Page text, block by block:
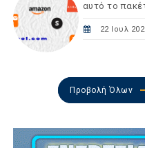
αυτό το
22 Ιουλ
Προβολή Όλων